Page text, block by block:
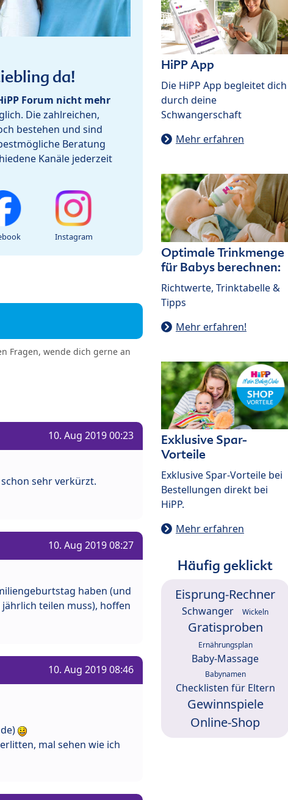
da!
Forum nicht mehr
Die zahlreichen,
bestehen und sind
Beratung
Kanäle jederzeit
Instagram
Fragen, wende dich gerne an
10. Aug 2019 00:23
sehr verkürzt.
10. Aug 2019 08:27
haben (und
teilen muss), hoffen
10. Aug 2019 08:46
mal sehen wie ich
HiPP App
Die HiPP App begleitet dich
durch deine
Schwangerschaft
Mehr erfahren
Optimale Trinkmenge
für Babys berechnen:
Richtwerte, Trinktabelle &
Tipps
Mehr erfahren!
Exklusive Spar-
Vorteile
Exklusive Spar-Vorteile bei
Bestellungen direkt bei
HiPP.
Mehr erfahren
Häufig geklickt
Eisprung-Rechner
Schwanger Wickeln
Gratisproben
Ernährungsplan
Baby-Massage
Babynamen
Checklisten für Eltern
Gewinnspiele
Online-Shop